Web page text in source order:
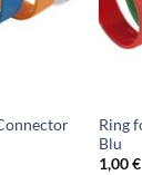
Ring
Blu
1,00€